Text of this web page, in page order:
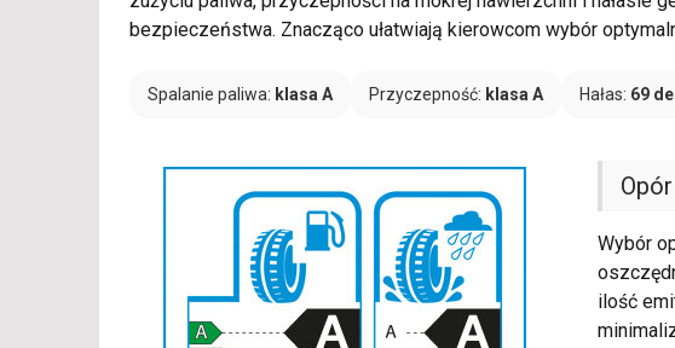
bezpieczeństwa. Znacząco ułatwiają kierowcom wybór
Spalanie paliwa: klasa A Przyczepność: klasa A Hałas: 69
Wybór
ilość